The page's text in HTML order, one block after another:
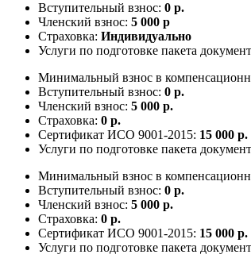
Вступительный взнос: 0 р.
Членский взнос: 5 000 р
Страховка: Индивидуально
Услуги по подготовке пакета
Минимальный взнос в
Вступительный взнос: 0 р.
Членский взнос: 5 000 р.
Страховка: 0 р.
Сертификат ИСО 9001-2015: 15 000 р.
Услуги по подготовке пакета
Минимальный взнос в
Вступительный взнос: 0 р.
Членский взнос: 5 000 р.
Страховка: 0 р.
Сертификат ИСО 9001-2015: 15 000 р.
Услуги по подготовке пакета